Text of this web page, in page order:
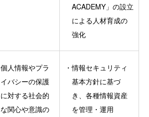
ACADEMY」の設立
による人材育成の
強化
個人情報やプラ
イバシーの保護
に対する社会的
な関心や意識の
・情報セキュリティ
基本方針に基づ
き、各種情報資産
を管理・運用